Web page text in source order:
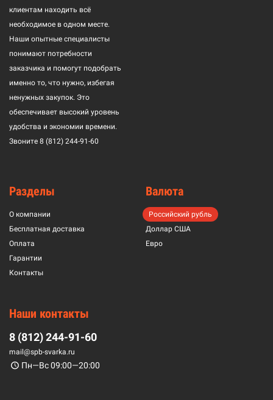
клиентам находить всё
необходимое в одном месте.
Наши опытные специалисты
понимают потребности
заказчика и помогут подобрать
именно то, что нужно, избегая
ненужных закупок. Это
обеспечивает высокий уровень
удобства и экономии времени.
Звоните 8 (812) 244-91-60
Разделы
О компании
Бесплатная доставка
Оплата
Гарантии
Контакты
Валюта
Российский рубль
Доллар США
Евро
Наши контакты
8 (812) 244-91-60
mail@spb-svarka.ru
Пн—Вс 09:00—20:00